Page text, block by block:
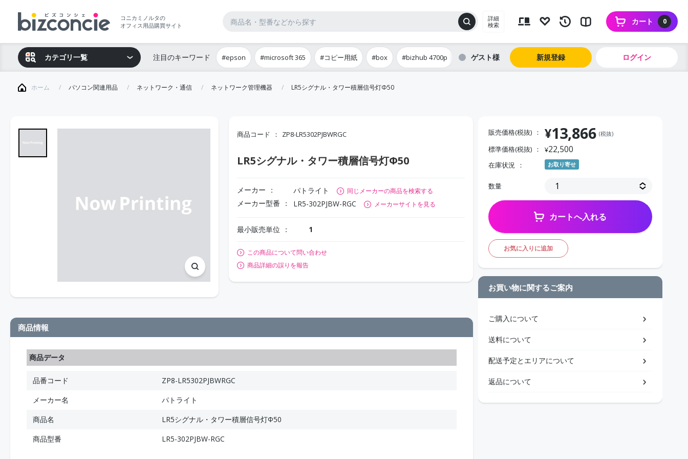
コニカミノルタの
オフィス用品購買サイト
詳細
検索
0
カート
カテゴリ一覧 注目のキーワード #epson #microsoft 365 #コピー用紙 #box #bizhub 4700p ゲスト 新規登録 ログイン
ホーム パソコン関連用品 ネットワーク・通信 ネットワーク管理機器 LR5シグナル・タワー積層信号灯Φ50
商品コード ZP8-LR5302PJBWRGC
LR5シグナル・タワー積層信号灯Φ50
メーカー パトライト 同じメーカーの商品を検索する
メーカー型番 LR5-302PJBW-RGC メーカーサイトを見る
最小販売単位 1
この商品について問い合わせ
商品詳細の誤りを報告
商品情報
商品データ
品番コード
ZP8-LR5302PJBWRGC
メーカー名
パトライト
商品名
LR5シグナル・タワー積層信号灯Φ50
商品型番
LR5-302PJBW-RGC
販売価格(税抜) ¥13,866 (税抜)
標準価格(税抜) ¥22,500
在庫状況 お取り寄せ
数量
カートへ入れる
お気に入りに追加
お買い物に関するご案内
ご購入について
送料について
配送予定とエリアについて
返品について